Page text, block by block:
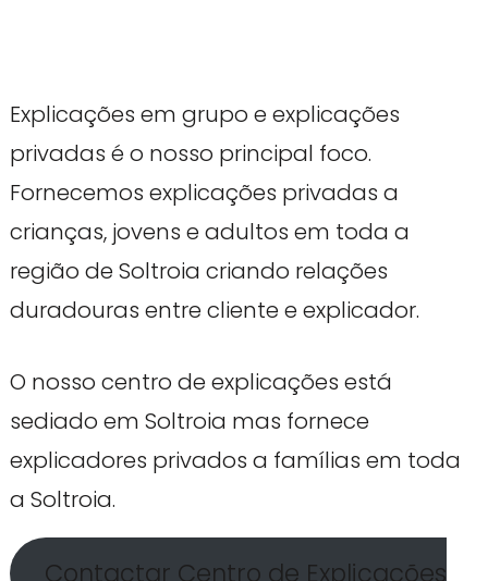
Explicações em grupo e explicações
privadas é o nosso principal foco.
Fornecemos explicações privadas a
crianças, jovens e adultos em toda a
região de Soltroia criando relações
duradouras entre cliente e explicador.
O nosso centro de explicações está
sediado em Soltroia mas fornece
explicadores privados a famílias em toda
a Soltroia.
Contactar Centro de Explicações